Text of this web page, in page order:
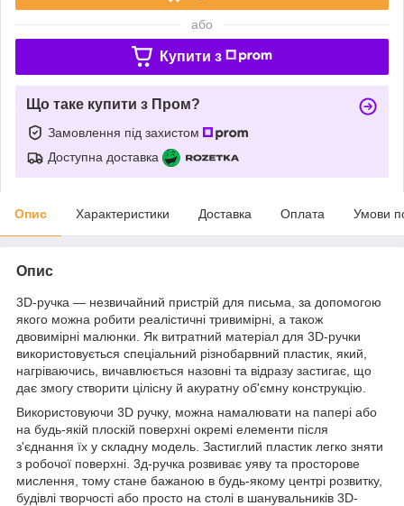
або
Купити з
Що таке купити з Пром?
Замовлення під захистом
Доступна доставка
Опис Характеристики Доставка Оплата Умови
Опис
3D-ручка — незвичайний пристрій для письма, за допомогою
якого можна робити реалістичні тривимірні, а також
двовимірні малюнки. Як витратний матеріал для 3D-ручки
використовується спеціальний різнобарвний пластик, який,
нагріваючись, вичавлюється назовні та відразу застигає, що
дає змогу створити цілісну й акуратну об'ємну конструкцію.
Використовуючи 3D ручку, можна намалювати на папері або
на будь-якій плоскій поверхні окремі елементи після
з'єднання їх у складну модель. Застиглий пластик легко зняти
з робочої поверхні. 3д-ручка розвиває уяву та просторове
мислення, тому стане бажаною в будь-якому центрі розвитку,
будівлі творчості або просто на столі в шанувальників 3D-